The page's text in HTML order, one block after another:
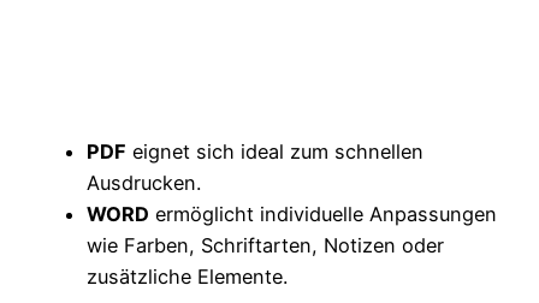
PDF eignet sich ideal zum schnellen
Ausdrucken.
WORD ermöglicht individuelle Anpassungen
wie Farben, Schriftarten, Notizen oder
zusätzliche Elemente.